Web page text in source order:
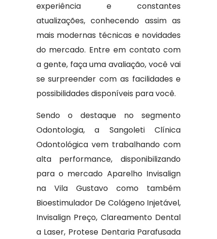
experiência e constantes
atualizações, conhecendo assim as
mais modernas técnicas e novidades
do mercado. Entre em contato com
a gente, faça uma avaliação, você vai
se surpreender com as facilidades e
possibilidades disponíveis para você.
Sendo o destaque no segmento
Odontologia, a Sangoleti Clínica
Odontológica vem trabalhando com
alta performance, disponibilizando
para o mercado Aparelho Invisalign
na Vila Gustavo como também
Bioestimulador De Colágeno Injetável,
Invisalign Preço, Clareamento Dental
a Laser, Protese Dentaria Parafusada